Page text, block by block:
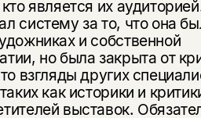
является их
систему за то, что она
и собственной
но была закрыта от
взгляды других
как историки и
выставок.